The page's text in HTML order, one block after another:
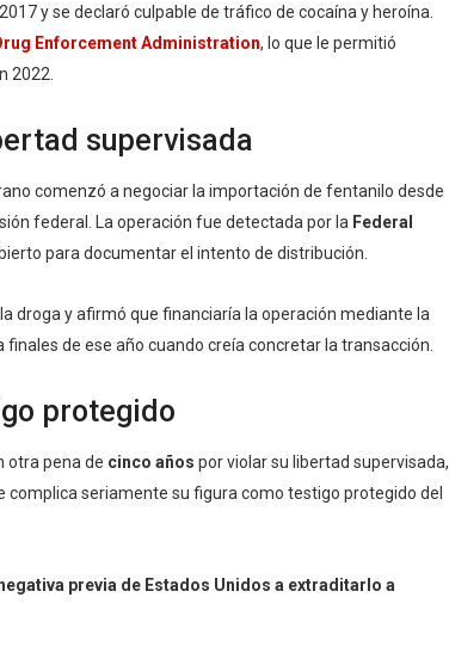
y se declaró culpable de tráfico de cocaína y heroína.
Enforcement Administration, lo que le permitió
2022.
supervisada
comenzó a negociar la importación de fentanilo desde
federal. La operación fue detectada por la Federal
para documentar el intento de distribución.
droga y afirmó que financiaría la operación mediante la
de ese año cuando creía concretar la transacción.
protegido
otra pena de cinco años por violar su libertad supervisada,
complica seriamente su figura como testigo protegido del
previa de Estados Unidos a extraditarlo a